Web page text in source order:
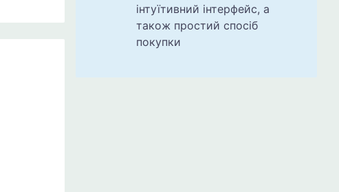
інтуїтивний інтерфейс, а
також простий спосіб
покупки